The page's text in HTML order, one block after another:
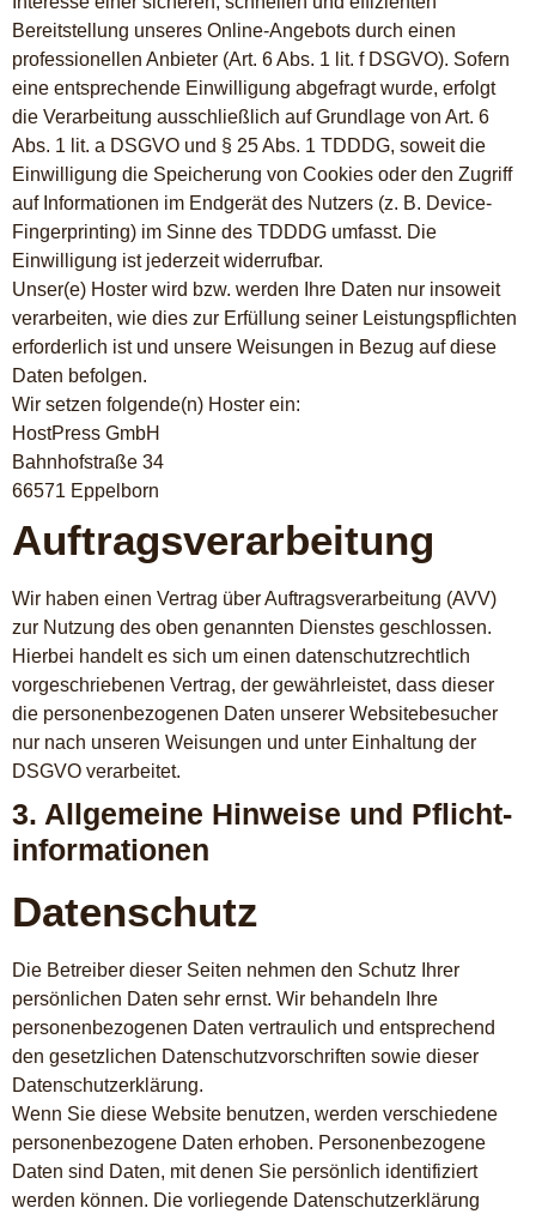
Bereitstellung unseres Online-Angebots durch einen
professionellen Anbieter (Art. 6 Abs. 1 lit. f DSGVO). Sofern
eine entsprechende Einwilligung abgefragt wurde, erfolgt
die Verarbeitung ausschließlich auf Grundlage von Art. 6
Abs. 1 lit. a DSGVO und § 25 Abs. 1 TDDDG, soweit die
Einwilligung die Speicherung von Cookies oder den Zugriff
auf Informationen im Endgerät des Nutzers (z. B. Device-
Fingerprinting) im Sinne des TDDDG umfasst. Die
Einwilligung ist jederzeit widerrufbar.
Unser(e) Hoster wird bzw. werden Ihre Daten nur insoweit
verarbeiten, wie dies zur Erfüllung seiner Leistungspflichten
erforderlich ist und unsere Weisungen in Bezug auf diese
Daten befolgen.
Wir setzen folgende(n) Hoster ein:
HostPress GmbH
Bahnhofstraße 34
66571 Eppelborn
Auftragsverarbeitung
Wir haben einen Vertrag über Auftragsverarbeitung (AVV)
zur Nutzung des oben genannten Dienstes geschlossen.
Hierbei handelt es sich um einen datenschutzrechtlich
vorgeschriebenen Vertrag, der gewährleistet, dass dieser
die personenbezogenen Daten unserer Websitebesucher
nur nach unseren Weisungen und unter Einhaltung der
DSGVO verarbeitet.
3. Allgemeine Hinweise und Pflicht­
informationen
Datenschutz
Die Betreiber dieser Seiten nehmen den Schutz Ihrer
persönlichen Daten sehr ernst. Wir behandeln Ihre
personenbezogenen Daten vertraulich und entsprechend
den gesetzlichen Datenschutzvorschriften sowie dieser
Datenschutzerklärung.
Wenn Sie diese Website benutzen, werden verschiedene
personenbezogene Daten erhoben. Personenbezogene
Daten sind Daten, mit denen Sie persönlich identifiziert
werden können. Die vorliegende Datenschutzerklärung